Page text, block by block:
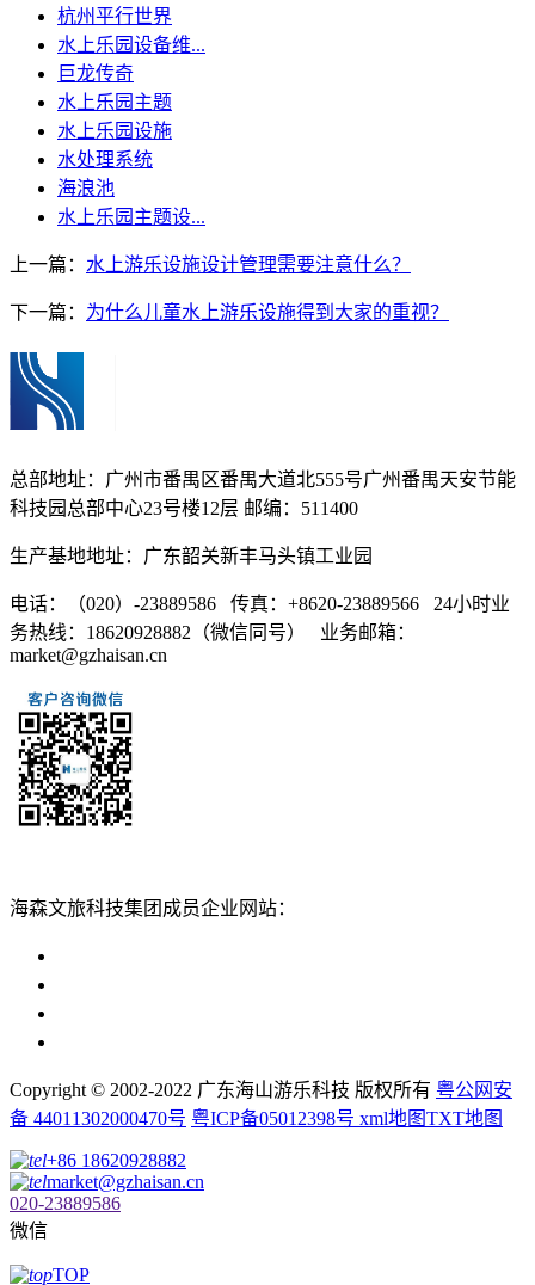
杭州平行世界
水上乐园设备维...
巨龙传奇
水上乐园主题
水上乐园设施
水处理系统
海浪池
水上乐园主题设...
上一篇： 水上游乐设施设计管理需要注意什么？
下一篇： 为什么儿童水上游乐设施得到大家的重视？
总部地址：广州市番禺区番禺大道北555号广州番禺天安节能
科技园总部中心23号楼12层 邮编：511400
生产基地地址：广东韶关新丰马头镇工业园
电话：（020）-23889586 传真：+8620-23889566 24小时业
务热线：18620928882（微信同号） 业务邮箱：
market@gzhaisan.cn
海森文旅科技集团成员企业网站：
Copyright © 2002-2022 广东海山游乐科技 版权所有 粤公网安
备 44011302000470号 粤ICP备05012398号 xml地图TXT地图
+86 18620928882
market@gzhaisan.cn
020-23889586
微信
TOP